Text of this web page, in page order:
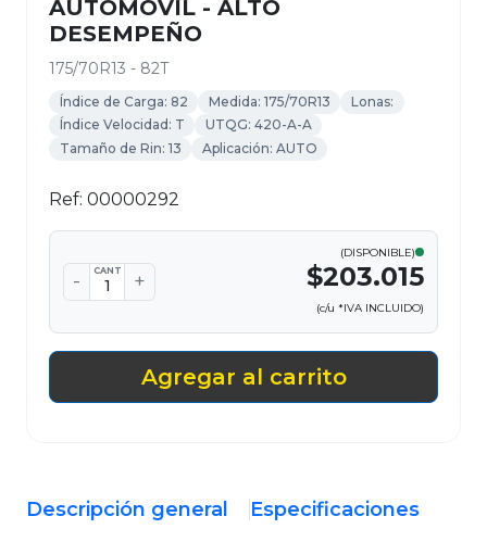
AUTOMOVIL - ALTO
DESEMPEÑO
175/70R13 - 82T
Índice de Carga: 82 Medida: 175/70R13
Lonas:
Índice Velocidad: T
UTQG: 420-A-A
Tamaño de Rin: 13
Aplicación: AUTO
Ref: 00000292
- CANT +
(DISPONIBLE)
$203.015
(c/u *IVA INCLUIDO)
Agregar al carrito
Descripción general Especificaciones